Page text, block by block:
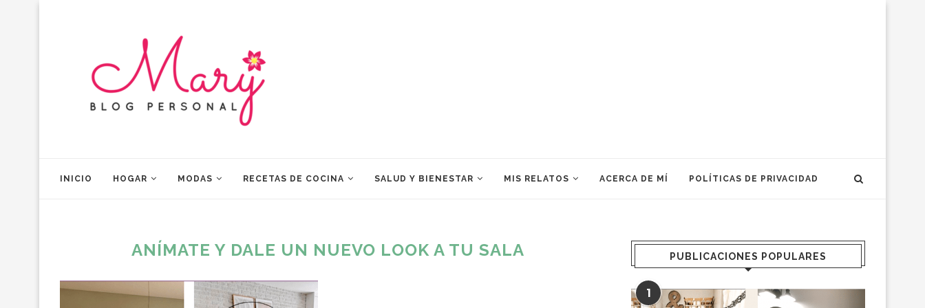
INICIO HOGAR MODAS RECETAS DE COCINA SALUD Y BIENESTAR MIS RELATOS ACERCA DE MÍ POLÍTICAS DE PRIVACIDAD
ANÍMATE Y DALE UN NUEVO LOOK A TU SALA PUBLICACIONES POPULARES
1